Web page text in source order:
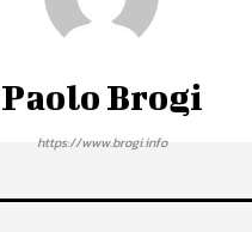
Paolo Brogi
https://www.brogi.info